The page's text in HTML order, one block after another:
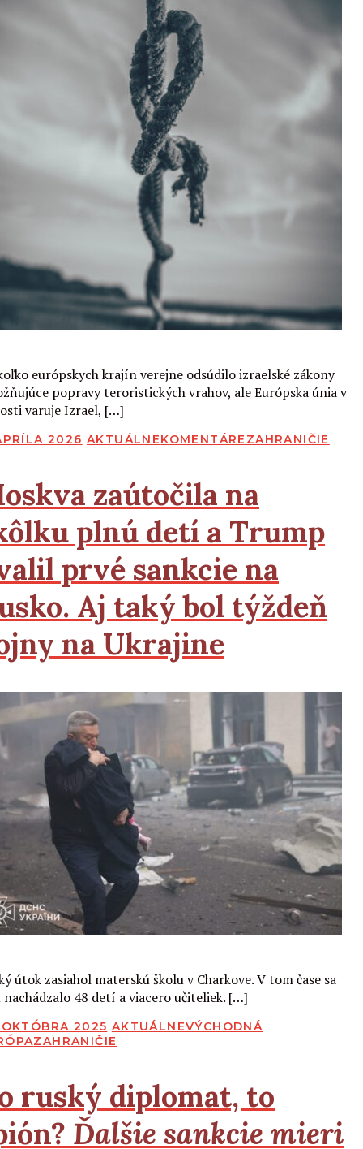
európskych krajín verejne odsúdilo izraelské zákony
popravy teroristických vrahov, ale Európska únia v
varuje Izrael, […]
2026 AKTUÁLNEKOMENTÁRE ZAHRANIČIE
zaútočila na
plnú detí a Trump
prvé sankcie na
Aj taký bol týždeň
na Ukrajine
útok zasiahol materskú školu v Charkove. V tom čase sa
48 detí a viacero učiteliek. […]
2025 AKTUÁLNEVÝCHODNÁ
ZAHRANIČIE
ruský diplomat, to
Ďalšie sankcie mieri